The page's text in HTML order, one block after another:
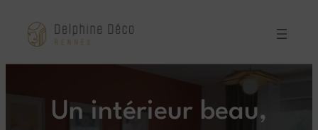
Un intérieur beau,